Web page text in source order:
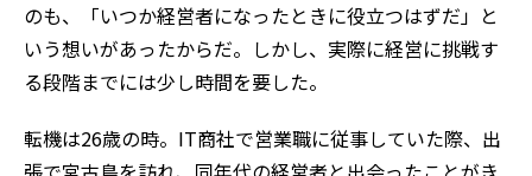
のも、「いつか経営者になったときに役立つはずだ」と
いう想いがあったからだ。しかし、実際に経営に挑戦す
る段階までには少し時間を要した。
転機は26歳の時。IT商社で営業職に従事していた際、出